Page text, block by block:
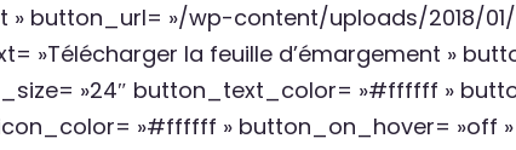
» button_url= »/wp-content/uploads/2018/
»Télécharger la feuille d’émargement »
»24″ button_text_color= »#ffffff »
»#ffffff » button_on_hover= »off »